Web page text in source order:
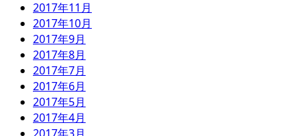
2017年11月
2017年10月
2017年9月
2017年8月
2017年7月
2017年6月
2017年5月
2017年4月